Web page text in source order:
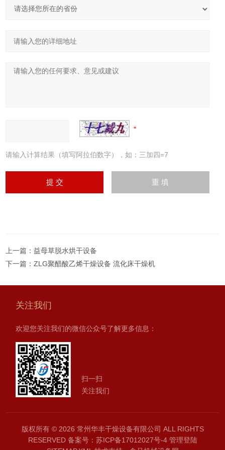
请输入计算结果（填写阿拉伯数字），如：三加四=7
上一篇：益母草脱水烘干设备
下一篇：ZLG聚醋酸乙烯干燥设备 流化床干燥机
关注我们
欢迎您关注我们的微信公众号了解更多信息：
扫一扫
关注我们
版权所有 © 2026 常州华丰干燥设备有限公司 ALL RIGHTS
RESERVED 备案号：苏ICP备17012027号-4 管理登陆